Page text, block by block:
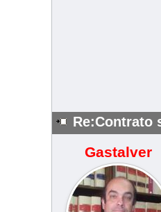
Re:Contrato
Gastalver